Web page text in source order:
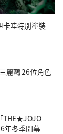
卡哇特別塗裝
麗鷗 26位角色
THE★JOJO
年冬季開幕